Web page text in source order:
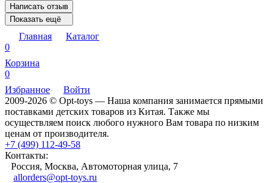
Написать отзыв
Показать ещё
Главная
Каталог
0
Корзина
0
Избранное
Войти
2009-2026 © Opt-toys — Наша компания занимается прямыми
поставками детских товаров из Китая. Также мы
осуществляем поиск любого нужного Вам товара по низким
ценам от производителя.
+7 (499) 112-49-58
Контакты:
Россия, Москва, Автомоторная улица, 7
allorders@opt-toys.ru